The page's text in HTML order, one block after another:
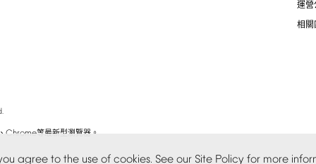
agree to the use of cookies. See our Site Policy for more
運營
相關
Chrome等最新型瀏覽器。